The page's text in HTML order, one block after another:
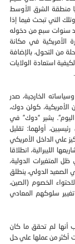
التي تبحث فيما إذا
سنوات سبع من دخوله
الأمريكية في مكانة
الولايات المتحدة في النظام الدولي الذي يمر بمرحلة من التحول،‮ ‬بالإضافة
استعادة الولايات
الأمريكية،‮ ‬كولن دوك،‮
اليوم‮”. ‬يشير‮ “‬دوك‮” ‬في
‬أولهما‮: ‬تقليل
علي الداخل الأمريكي
الليبرالية، انطلاقا
المتغيرات الدولية،
الصعيد الدولي،‮ ‬ينطلق
الخصوم‮ (‬الصين،
تغيير سلوكهم المعادي
أكثر من عملها علي حل
مع خصومها علي المسرح